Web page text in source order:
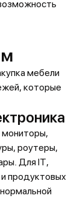
мебели
которые
мониторы,
роутеры,
Для IT,
продуктовых